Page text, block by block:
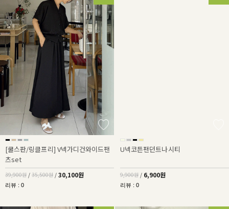
[쿨스판/링클프리] V넥가디건와이드팬
츠set
39,900원 / 35,500원 / 30,100원
리뷰 : 0
U넥코튼팬던트나시티
9,900원 / 6,900원
리뷰 : 0